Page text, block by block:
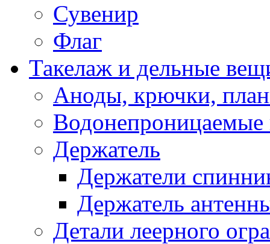
Сувенир
Флаг
Такелаж и дельные
Аноды, крючки,
Водонепроницаемые
Держатель
Держатели
Держатель
Детали леерного